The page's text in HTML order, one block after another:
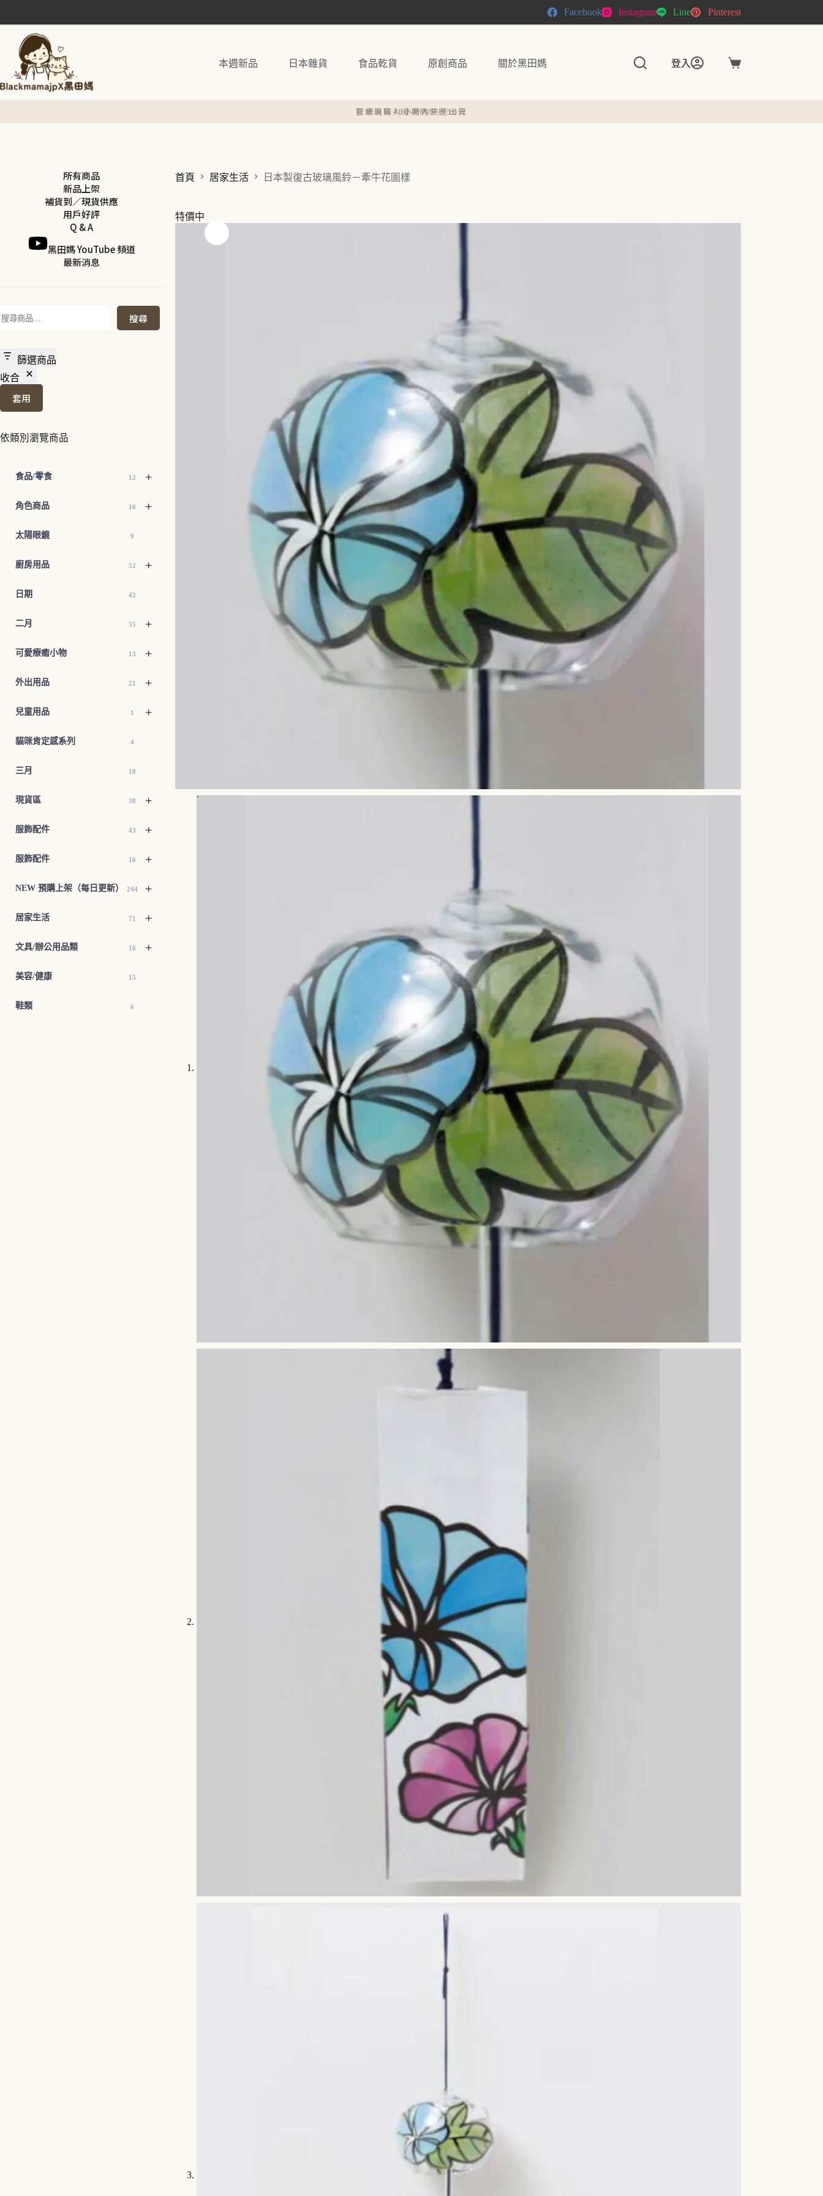
至
容
Facebook Instagram Line Pinterest
本週新品 日本雜貨 食品乾貨 原創商品 關於黑田媽 登入
購
車
官網現貨48小時內快速出貨
首頁 居家生活 日本製復古玻璃風鈴－牽牛花圖樣
特價中
所有商品
新品上架
補貨到／現貨供應
用戶好評
Q & A
黑田媽 YouTube 頻道
最新消息
搜
尋
搜尋
篩選商品
收合
套用
依類別瀏覽商品
+
食品/零食 12
+
角色商品 16
太陽眼鏡 9
+
廚房用品 52
日期 42
+
二月 35
+
可愛療癒小物 13
+
外出用品 21
+
兒童用品 1
貓咪肯定感系列 4
三月 18
+
現貨區 38
+
服飾配件 43
+
服飾配件 16
+
NEW 預購上架（每日更新） 244
+
居家生活 71
+
文具/辦公用品類 16
美容/健康 15
鞋類 6